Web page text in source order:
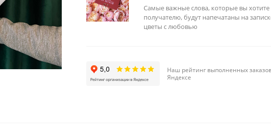
Самые важные слова, которые вы хотите
получателю, будут напечатаны на
цветы с любовью
Наш рейтинг выполненных
Яндексе